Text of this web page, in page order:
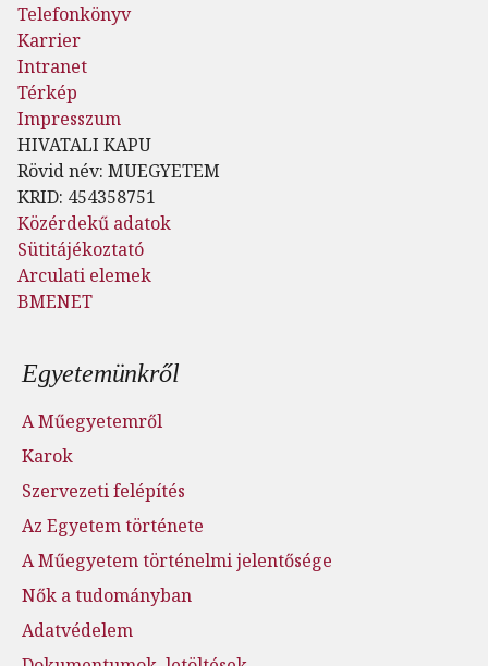
Telefonkönyv
Karrier
Intranet
Térkép
Impresszum
HIVATALI KAPU
Rövid név: MUEGYETEM
KRID: 454358751
Közérdekű adatok
Sütitájékoztató
Arculati elemek
BMENET
Lábléc menü
Egyetemünkről
A Műegyetemről
Karok
Szervezeti felépítés
Az Egyetem története
A Műegyetem történelmi jelentősége
Nők a tudományban
Adatvédelem